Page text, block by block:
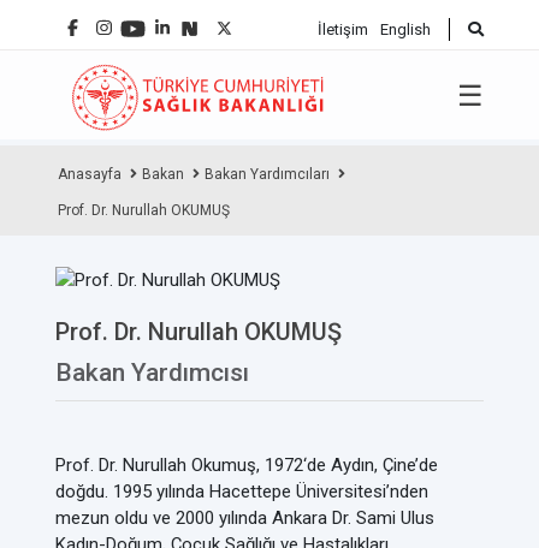
İletişim English
☰
Anasayfa Bakan Bakan Yardımcıları
Prof. Dr. Nurullah OKUMUŞ
Prof. Dr. Nurullah OKUMUŞ
Bakan Yardımcısı
Prof. Dr. Nurullah Okumuş, 1972‘de Aydın, Çine’de
doğdu. 1995 yılında Hacettepe Üniversitesi’nden
mezun oldu ve 2000 yılında Ankara Dr. Sami Ulus